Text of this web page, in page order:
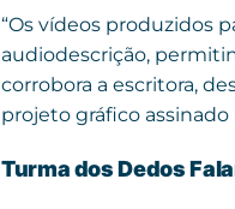
“Os vídeos produzidos
audiodescrição,
corrobora a escritora,
projeto gráfico
Turma dos Dedos